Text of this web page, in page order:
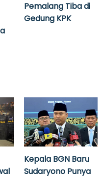
Pemalang Tiba di
Gedung KPK
Kepala BGN Baru
Sudaryono Punya